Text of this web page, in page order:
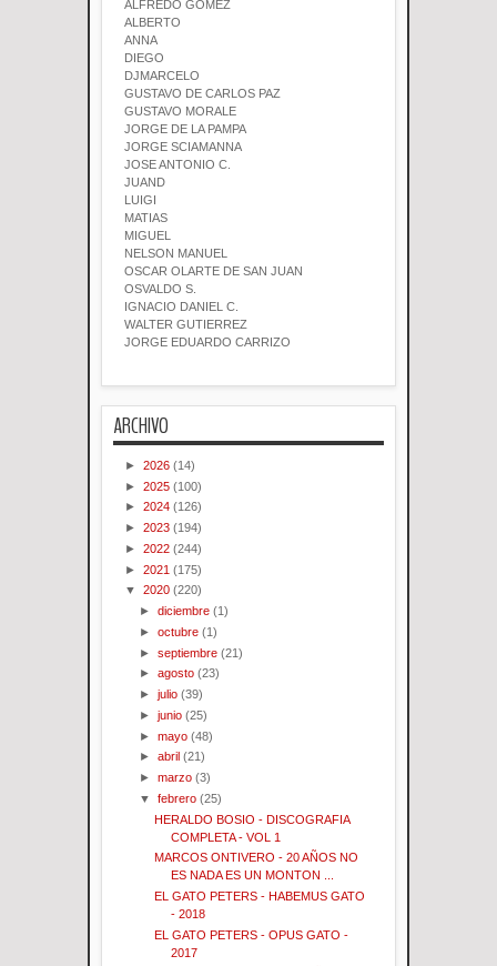
ALFREDO GOMEZ
ALBERTO
ANNA
DIEGO
DJMARCELO
GUSTAVO DE CARLOS PAZ
GUSTAVO MORALE
JORGE DE LA PAMPA
JORGE SCIAMANNA
JOSE ANTONIO C.
JUAND
LUIGI
MATIAS
MIGUEL
NELSON MANUEL
OSCAR OLARTE DE SAN JUAN
OSVALDO S.
IGNACIO DANIEL C.
WALTER GUTIERREZ
JORGE EDUARDO CARRIZO
ARCHIVO
► 2026 (14)
► 2025 (100)
► 2024 (126)
► 2023 (194)
► 2022 (244)
► 2021 (175)
▼ 2020 (220)
►diciembre (1)
►octubre (1)
►septiembre (21)
►agosto (23)
►julio (39)
►junio (25)
►mayo (48)
►abril (21)
►marzo (3)
▼febrero (25)
HERALDO BOSIO - DISCOGRAFIA
COMPLETA - VOL 1
MARCOS ONTIVERO - 20 AÑOS NO
ES NADA ES UN MONTON ...
EL GATO PETERS - HABEMUS GATO
- 2018
EL GATO PETERS - OPUS GATO -
2017